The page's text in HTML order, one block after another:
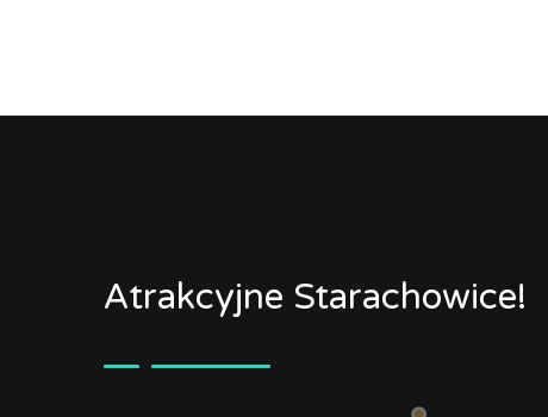
Atrakcyjne Starachowice!